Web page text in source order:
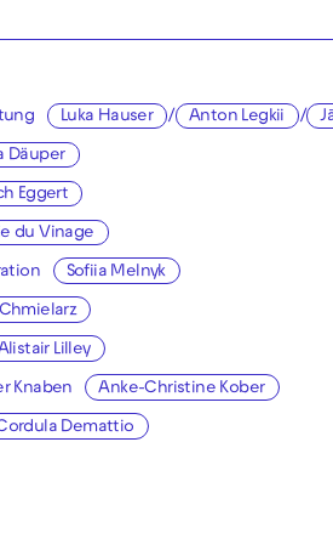
Luka Hauser / Anton Legkii /
Däuper
Eggert
du Vinage
Sofiia Melnyk
Lilley
Knaben Anke-Christine Kober
Demattio